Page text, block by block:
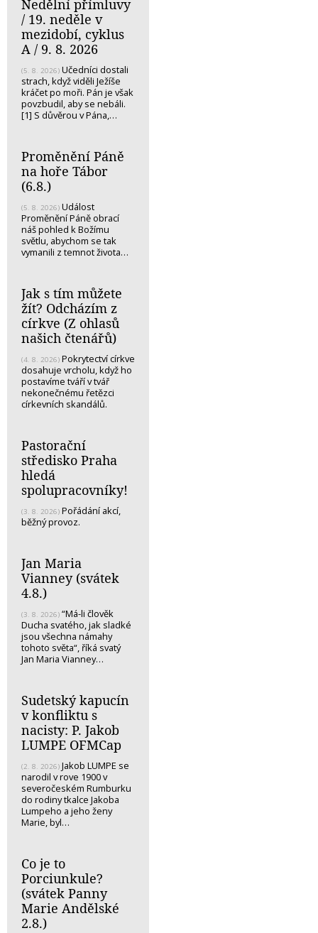
Nedělní přímluvy
/ 19. neděle v
mezidobí, cyklus
A / 9. 8. 2026
(5. 8. 2026) Učedníci dostali
strach, když viděli Ježíše
kráčet po moři. Pán je však
povzbudil, aby se nebáli.
[1] S důvěrou v Pána,…
Proměnění Páně
na hoře Tábor
(6.8.)
(5. 8. 2026) Událost
Proměnění Páně obrací
náš pohled k Božímu
světlu, abychom se tak
vymanili z temnot života…
Jak s tím můžete
žít? Odcházím z
církve (Z ohlasů
našich čtenářů)
(4. 8. 2026) Pokrytectví církve
dosahuje vrcholu, když ho
postavíme tváří v tvář
nekonečnému řetězci
církevních skandálů.
Pastorační
středisko Praha
hledá
spolupracovníky!
(3. 8. 2026) Pořádání akcí,
běžný provoz.
Jan Maria
Vianney (svátek
4.8.)
(3. 8. 2026) “Má-li člověk
Ducha svatého, jak sladké
jsou všechna námahy
tohoto světa“, říká svatý
Jan Maria Vianney…
Sudetský kapucín
v konfliktu s
nacisty: P. Jakob
LUMPE OFMCap
(2. 8. 2026) Jakob LUMPE se
narodil v rove 1900 v
severočeském Rumburku
do rodiny tkalce Jakoba
Lumpeho a jeho ženy
Marie, byl…
Co je to
Porciunkule?
(svátek Panny
Marie Andělské
2.8.)